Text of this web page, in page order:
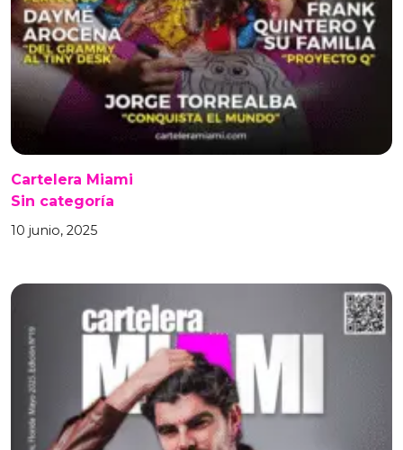
Cartelera Miami
Sin categoría
10 junio, 2025